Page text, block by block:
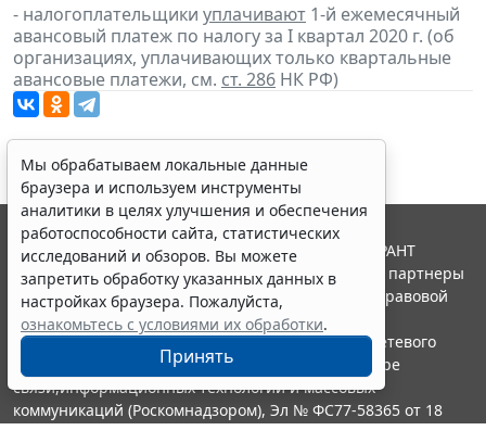
- налогоплательщики уплачивают 1-й ежемесячный
авансовый платеж по налогу за I квартал 2020 г. (об
организациях, уплачивающих только квартальные
авансовые платежи, см. ст. 286 НК РФ)
Мы обрабатываем локальные данные
браузера и используем инструменты
аналитики в целях улучшения и обеспечения
работоспособности сайта, статистических
исследований и обзоров. Вы можете
запретить обработку указанных данных в
настройках браузера. Пожалуйста,
ознакомьтесь с условиями их обработки.
Принять
© ООО "НПП "ГАРАНТ-СЕРВИС", 2026. Система ГАРАНТ
выпускается с 1990 года. Компания "Гарант" и ее партнеры
являются участниками Российской ассоциации правовой
информации ГАРАНТ.
Портал ГАРАНТ.РУ зарегистрирован в качестве сетевого
издания Федеральной службой по надзору в сфере
связи,информационных технологий и массовых
коммуникаций (Роскомнадзором), Эл № ФС77-58365 от 18